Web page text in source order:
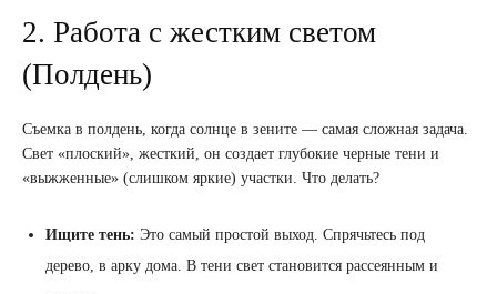
2. Работа с жестким светом
(Полдень)
Съемка в полдень, когда солнце в зените — самая сложная задача.
Свет «плоский», жесткий, он создает глубокие черные тени и
«выжженные» (слишком яркие) участки. Что делать?
Ищите тень: Это самый простой выход. Спрячьтесь под
дерево, в арку дома. В тени свет становится рассеянным и